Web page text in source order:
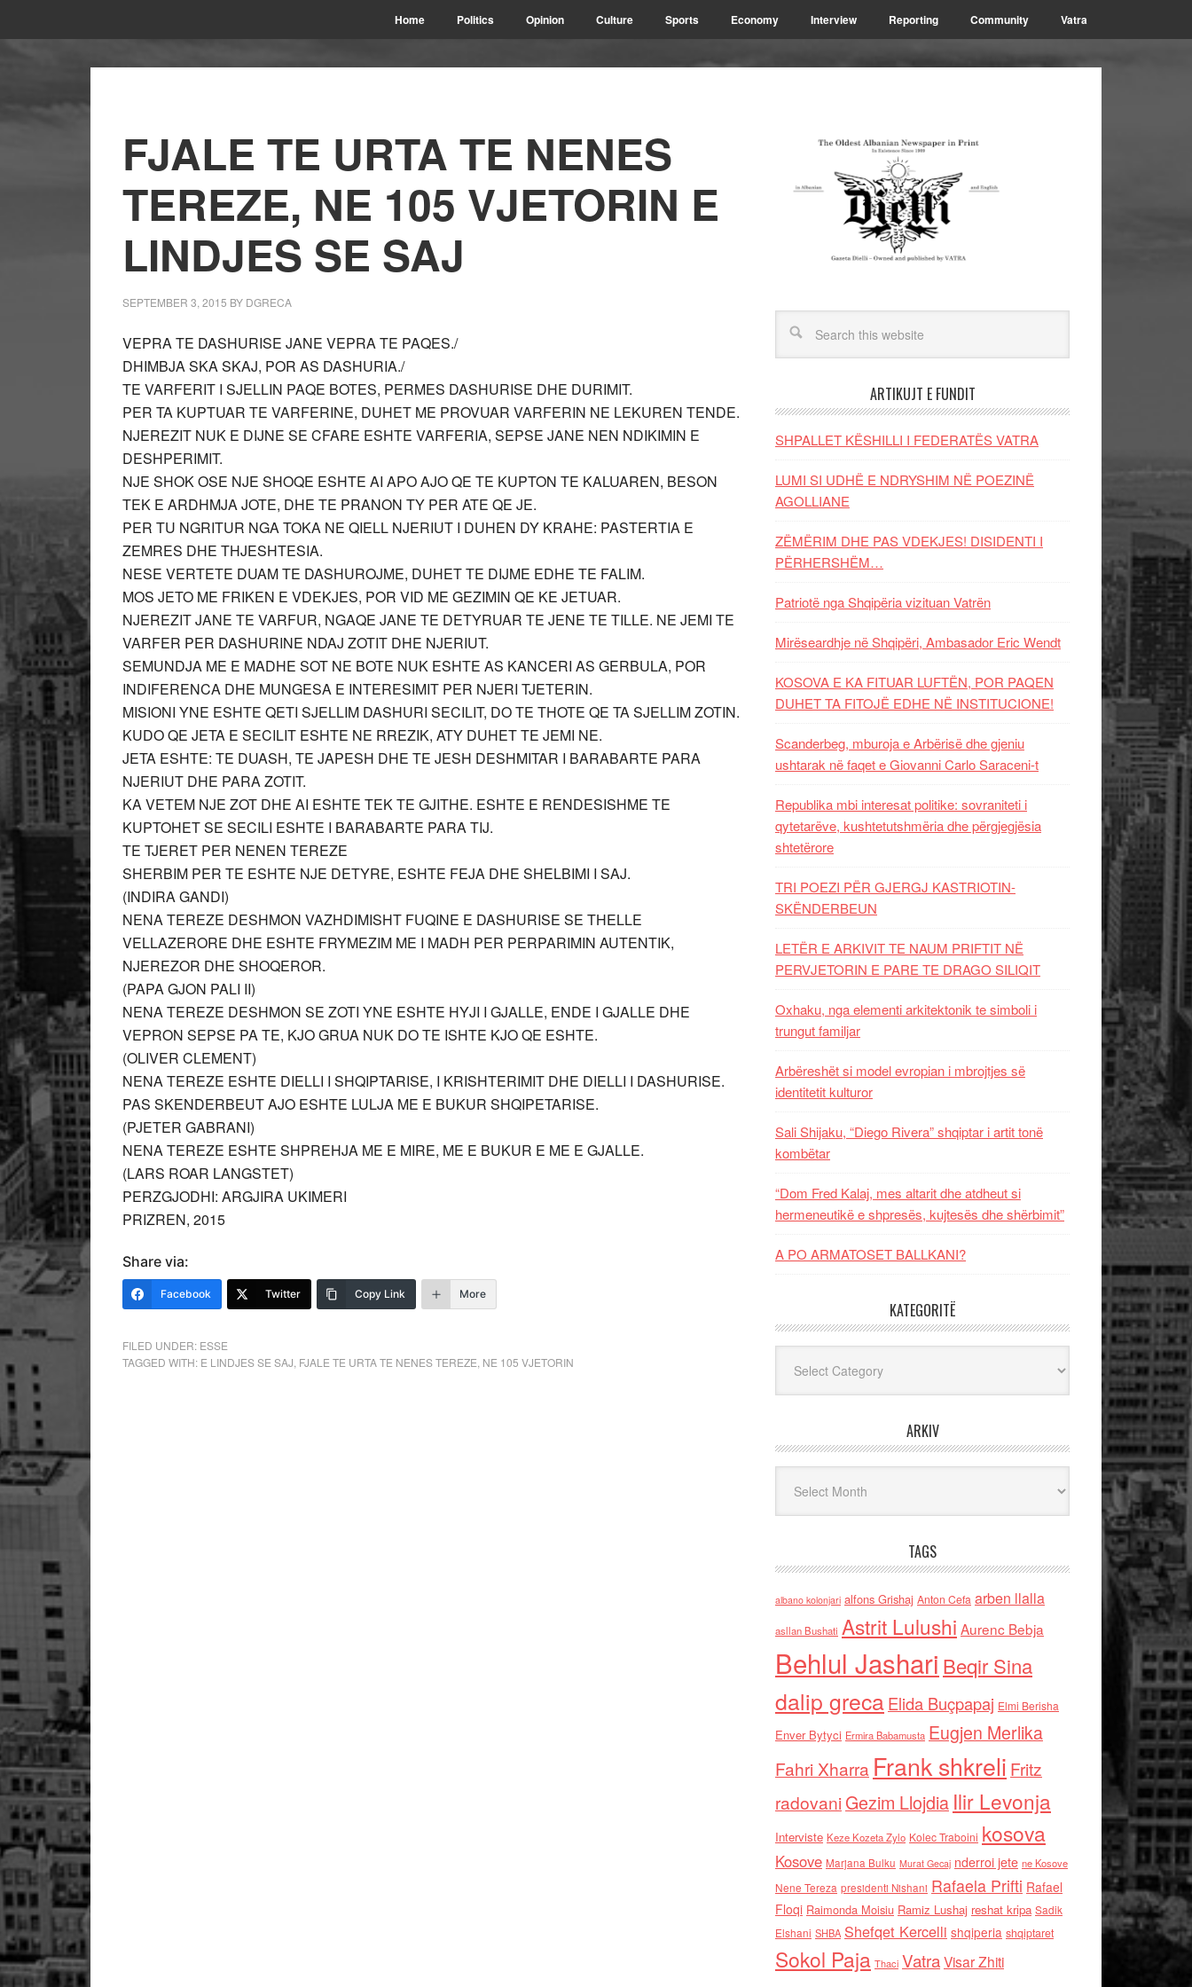
Home Politics Opinion Culture Sports Economy Interview Reporting Community Vatra
FJALE TE URTA TE NENES
TEREZE, NE 105 VJETORIN E
LINDJES SE SAJ
SEPTEMBER 3, 2015 BY DGRECA
VEPRA TE DASHURISE JANE VEPRA TE PAQES./
DHIMBJA SKA SKAJ, POR AS DASHURIA./
TE VARFERIT I SJELLIN PAQE BOTES, PERMES DASHURISE DHE DURIMIT.
PER TA KUPTUAR TE VARFERINE, DUHET ME PROVUAR VARFERIN NE LEKUREN TENDE.
NJEREZIT NUK E DIJNE SE CFARE ESHTE VARFERIA, SEPSE JANE NEN NDIKIMIN E
DESHPERIMIT.
NJE SHOK OSE NJE SHOQE ESHTE AI APO AJO QE TE KUPTON TE KALUAREN, BESON
TEK E ARDHMJA JOTE, DHE TE PRANON TY PER ATE QE JE.
PER TU NGRITUR NGA TOKA NE QIELL NJERIUT I DUHEN DY KRAHE: PASTERTIA E
ZEMRES DHE THJESHTESIA.
NESE VERTETE DUAM TE DASHUROJME, DUHET TE DIJME EDHE TE FALIM.
MOS JETO ME FRIKEN E VDEKJES, POR VID ME GEZIMIN QE KE JETUAR.
NJEREZIT JANE TE VARFUR, NGAQE JANE TE DETYRUAR TE JENE TE TILLE. NE JEMI TE
VARFER PER DASHURINE NDAJ ZOTIT DHE NJERIUT.
SEMUNDJA ME E MADHE SOT NE BOTE NUK ESHTE AS KANCERI AS GERBULA, POR
INDIFERENCA DHE MUNGESA E INTERESIMIT PER NJERI TJETERIN.
MISIONI YNE ESHTE QETI SJELLIM DASHURI SECILIT, DO TE THOTE QE TA SJELLIM ZOTIN.
KUDO QE JETA E SECILIT ESHTE NE RREZIK, ATY DUHET TE JEMI NE.
JETA ESHTE: TE DUASH, TE JAPESH DHE TE JESH DESHMITAR I BARABARTE PARA
NJERIUT DHE PARA ZOTIT.
KA VETEM NJE ZOT DHE AI ESHTE TEK TE GJITHE. ESHTE E RENDESISHME TE
KUPTOHET SE SECILI ESHTE I BARABARTE PARA TIJ.
TE TJERET PER NENEN TEREZE
SHERBIM PER TE ESHTE NJE DETYRE, ESHTE FEJA DHE SHELBIMI I SAJ.
(INDIRA GANDI)
NENA TEREZE DESHMON VAZHDIMISHT FUQINE E DASHURISE SE THELLE
VELLAZERORE DHE ESHTE FRYMEZIM ME I MADH PER PERPARIMIN AUTENTIK,
NJEREZOR DHE SHOQEROR.
(PAPA GJON PALI II)
NENA TEREZE DESHMON SE ZOTI YNE ESHTE HYJI I GJALLE, ENDE I GJALLE DHE
VEPRON SEPSE PA TE, KJO GRUA NUK DO TE ISHTE KJO QE ESHTE.
(OLIVER CLEMENT)
NENA TEREZE ESHTE DIELLI I SHQIPTARISE, I KRISHTERIMIT DHE DIELLI I DASHURISE.
PAS SKENDERBEUT AJO ESHTE LULJA ME E BUKUR SHQIPETARISE.
(PJETER GABRANI)
NENA TEREZE ESHTE SHPREHJA ME E MIRE, ME E BUKUR E ME E GJALLE.
(LARS ROAR LANGSTET)
PERZGJODHI: ARGJIRA UKIMERI
PRIZREN, 2015
Share via:
Facebook Twitter Copy Link More
FILED UNDER: ESSE
TAGGED WITH: E LINDJES SE SAJ FJALE TE URTA TE NENES TEREZE NE 105 VJETORIN
ARTIKUJT E FUNDIT
SHPALLET KËSHILLI I FEDERATËS VATRA
LUMI SI UDHË E NDRYSHIM NË POEZINË
AGOLLIANE
ZËMËRIM DHE PAS VDEKJES! DISIDENTI I
PËRHERSHËM…
Patriotë nga Shqipëria vizituan Vatrën
Mirëseardhje në Shqipëri, Ambasador Eric Wendt
KOSOVA E KA FITUAR LUFTËN, POR PAQEN
DUHET TA FITOJË EDHE NË INSTITUCIONE!
Scanderbeg, mburoja e Arbërisë dhe gjeniu
ushtarak në faqet e Giovanni Carlo Saraceni-t
Republika mbi interesat politike: sovraniteti i
qytetarëve, kushtetutshmëria dhe përgjegjësia
shtetërore
TRI POEZI PËR GJERGJ KASTRIOTIN-
SKËNDERBEUN
LETËR E ARKIVIT TE NAUM PRIFTIT NË
PERVJETORIN E PARE TE DRAGO SILIQIT
Oxhaku, nga elementi arkitektonik te simboli i
trungut familjar
Arbëreshët si model evropian i mbrojtjes së
identitetit kulturor
Sali Shijaku, “Diego Rivera” shqiptar i artit tonë
kombëtar
“Dom Fred Kalaj, mes altarit dhe atdheut si
hermeneutikë e shpresës, kujtesës dhe shërbimit”
A PO ARMATOSET BALLKANI?
KATEGORITË
ARKIV
TAGS
albano kolonjari alfons Grishaj Anton Cefa arben llalla
asllan Bushati Astrit Lulushi Aurenc Bebja
Behlul Jashari Beqir Sina
dalip grecaElida Buçpapaj Elmi Berisha
Enver Bytyci Ermira Babamusta Eugjen Merlika
Fahri Xharra Frank shkreli Fritz
radovaniGezim Llojdia Ilir Levonja
Interviste Keze Kozeta Zylo Kolec Traboini kosova
Kosove Marjana Bulku Murat Gecaj nderroi jete ne Kosove
Nene Tereza presidenti Nishani Rafaela Prifti Rafael
Floqi Raimonda Moisiu Ramiz Lushaj reshat kripa Sadik
Elshani SHBA Shefqet Kercelli shqiperia shqiptaret
Sokol Paja Thaci VatraVisar Zhiti